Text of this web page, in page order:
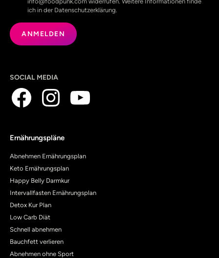
ich in der Datenschutzerklärung.
SOCIAL MEDIA
Ernährungspläne
Abnehmen Ernährungsplan
Keto Ernährungsplan
Happy Belly Darmkur
Intervallfasten Ernährungsplan
Detox Kur Plan
Low Carb Diät
Schnell abnehmen
Bauchfett verlieren
Abnehmen ohne Sport